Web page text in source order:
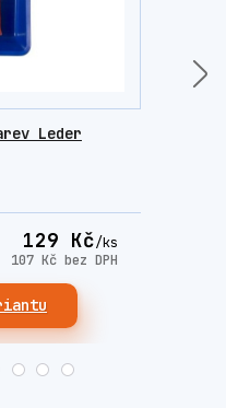
Leder
129 Kč/ks
107 Kč bez DPH